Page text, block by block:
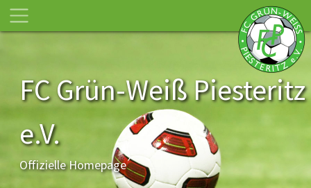
FC Grün-Weiß Piesteritz
e.V.
Offizielle Homepage